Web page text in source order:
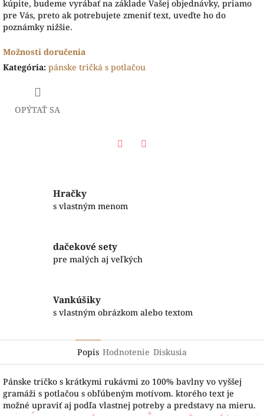
kúpite, budeme vyrábať na základe Vašej objednávky, priamo
pre Vás, preto ak potrebujete zmeniť text, uveďte ho do
poznámky nižšie.
Možnosti doručenia
Kategória: pánske tričká s potlačou
OPÝTAŤ SA
Hračky
s vlastným menom
dačekové sety
pre malých aj veľkých
Vankúšiky
s vlastným obrázkom alebo textom
Popis Hodnotenie Diskusia
Pánske tričko s krátkymi rukávmi zo 100% bavlny vo vyššej
gramáži s potlačou s obľúbeným motívom. ktorého text je
možné upraviť aj podľa vlastnej potreby a predstavy na mieru.